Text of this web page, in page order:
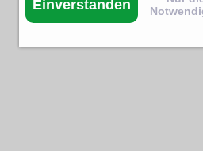
Einverstanden